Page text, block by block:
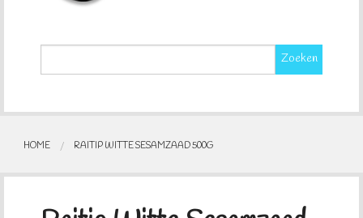
Zoeken
HOME RAITIP WITTE SESAMZAAD 500G